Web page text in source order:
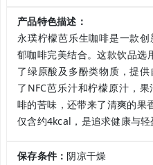
产品特色描述：
永璞柠檬芭乐生咖啡是一款
郁咖啡完美结合。这款饮品选
了绿原酸及多酚类物质，提
了NFC芭乐汁和柠檬原汁，
啡的苦味，还带来了清爽的果
仅含约4kcal，是追求健康与轻
保存条件： 阴凉干燥